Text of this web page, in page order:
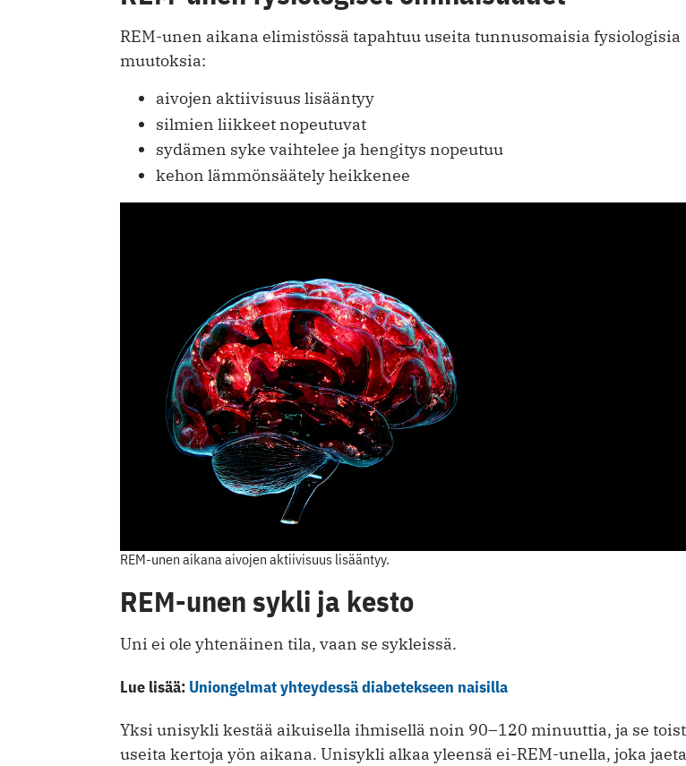
REM-unen aikana elimistössä tapahtuu useita tunnusomaisia fysiologisia
muutoksia:
aivojen aktiivisuus lisääntyy
silmien liikkeet nopeutuvat
sydämen syke vaihtelee ja hengitys nopeutuu
kehon lämmönsäätely heikkenee
REM-unen aikana aivojen aktiivisuus lisääntyy.
REM-unen sykli ja kesto
Uni ei ole yhtenäinen tila, vaan se sykleissä.
Lue lisää: Uniongelmat yhteydessä diabetekseen naisilla
Yksi unisykli kestää aikuisella ihmisellä noin 90–120 minuuttia, ja se
useita kertoja yön aikana. Unisykli alkaa yleensä ei-REM-unella, joka